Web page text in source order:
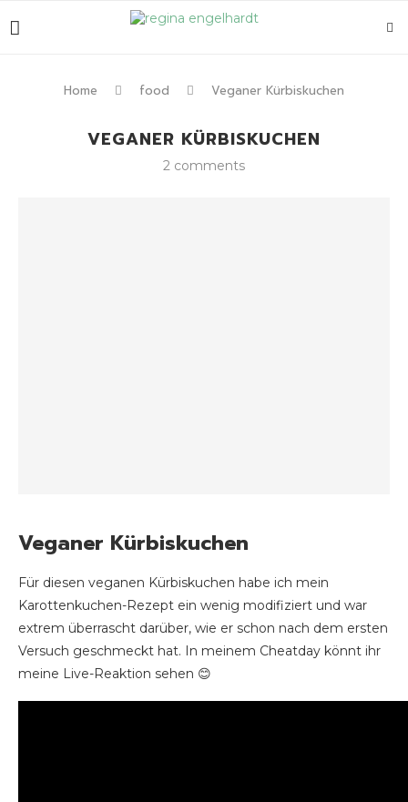
Home food Veganer Kürbiskuchen
VEGANER KÜRBISKUCHEN
2 comments
Veganer Kürbiskuchen
Für diesen veganen Kürbiskuchen habe ich mein
Karottenkuchen-Rezept ein wenig modifiziert und war
extrem überrascht darüber, wie er schon nach dem ersten
Versuch geschmeckt hat. In meinem Cheatday könnt ihr
meine Live-Reaktion sehen 😊